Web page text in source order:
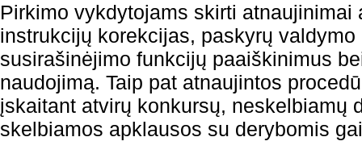
Pirkimo vykdytojams skirti atnaujinimai
instrukcijų korekcijas, paskyrų
susirašinėjimo funkcijų paaiškinimus
naudojimą. Taip pat atnaujintos
įskaitant atvirų konkursų, neskelbiamų
skelbiamos apklausos su derybomis